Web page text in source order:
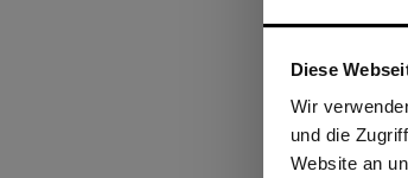
Diese
Wir
und die
Website an